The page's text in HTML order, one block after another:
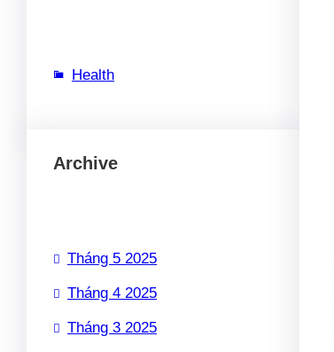
Health
Archive
Tháng 5 2025
Tháng 4 2025
Tháng 3 2025